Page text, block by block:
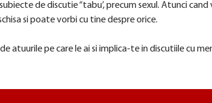
de discutie “tabu’, precum sexul. Atunci cand
si poate vorbi cu tine despre orice.
atuurile pe care le ai si implica-te in discutiile cu